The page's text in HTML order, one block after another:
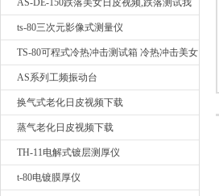
AS-DE-150跌落美女日皮视频,跌落测试我
要询价
ts-80三次元影像式测量仪
TS-80可程式冷热冲击测试箱 冷热冲击美女
日皮视频
AS系列工频振动台
换气式老化日皮视频下载
蒸气老化日皮视频下载
TH-11电解式镀层测厚仪
t-80电镀膜厚仪